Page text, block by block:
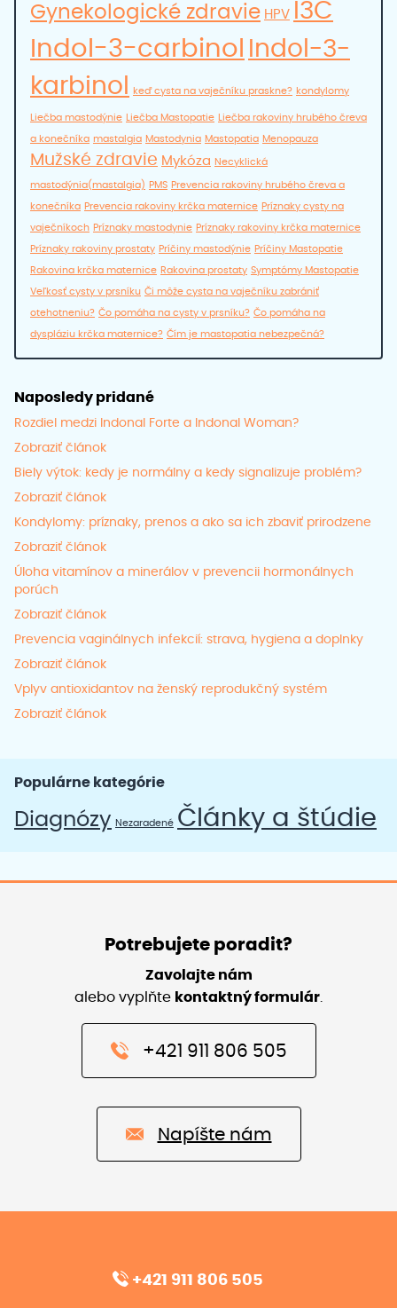
Gynekologické zdravie HPV I3C
Indol-3-carbinol
Indol-3-
karbinol
keď cysta na vaječníku praskne? kondylomy
Liečba mastodýnie Liečba Mastopatie Liečba rakoviny hrubého čreva
a konečníka mastalgia Mastodynia Mastopatia Menopauza
Mužské zdravie Mykóza Necyklická
mastodýnia(mastalgia) PMS Prevencia rakoviny hrubého čreva a
konečníka Prevencia rakoviny krčka maternice Príznaky cysty na
vaječníkoch Príznaky mastodynie Príznaky rakoviny krčka maternice
Príznaky rakoviny prostaty Príčiny mastodýnie Príčiny Mastopatie
Rakovina krčka maternice Rakovina prostaty Symptómy Mastopatie
Veľkosť cysty v prsníku Či môže cysta na vaječníku zabrániť
otehotneniu? Čo pomáha na cysty v prsníku? Čo pomáha na
dyspláziu krčka maternice? Čím je mastopatia nebezpečná?
Naposledy pridané
Rozdiel medzi Indonal Forte a Indonal Woman?
Zobraziť článok
Biely výtok: kedy je normálny a kedy signalizuje problém?
Zobraziť článok
Kondylomy: príznaky, prenos a ako sa ich zbaviť prirodzene
Zobraziť článok
Úloha vitamínov a minerálov v prevencii hormonálnych
porúch
Zobraziť článok
Prevencia vaginálnych infekcií: strava, hygiena a doplnky
Zobraziť článok
Vplyv antioxidantov na ženský reprodukčný systém
Zobraziť článok
Populárne kategórie
Diagnózy Nezaradené Články a štúdie
Potrebujete poradit?
Zavolajte nám
alebo vyplňte kontaktný formulár.
+421 911 806 505
Napíšte nám
+421 911 806 505